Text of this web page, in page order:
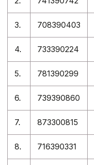
3. 708390403
4. 733390224
5. 781390299
6. 739390860
7. 873300815
8. 716390331